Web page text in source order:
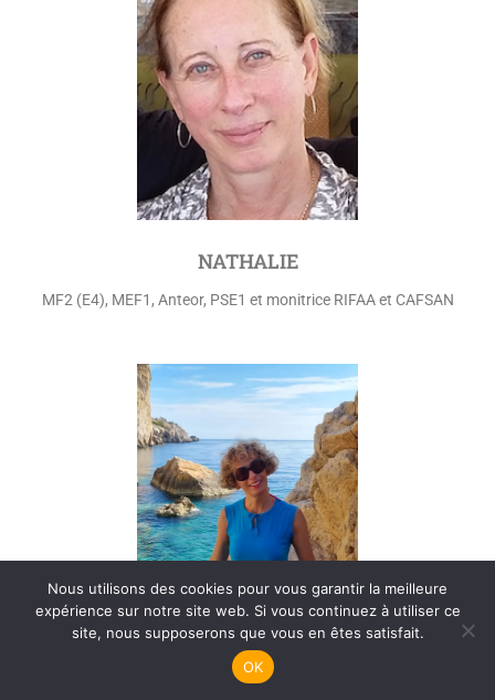
NATHALIE
MF2 (E4), MEF1, Anteor, PSE1 et monitrice RIFAA et CAFSAN
FAIZA
Nous utilisons des cookies pour vous garantir la meilleure
expérience sur notre site web. Si vous continuez à utiliser ce
site, nous supposerons que vous en êtes satisfait.
OK